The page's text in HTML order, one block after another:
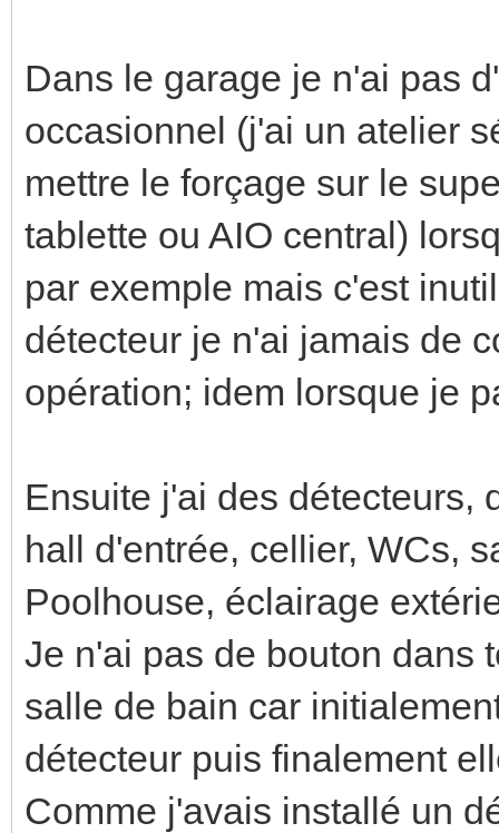
Dans le garage je n'ai pas
occasionnel (j'ai un atelier
mettre le forçage sur le
tablette ou AIO central)
par exemple mais c'est
détecteur je n'ai jamais de
opération; idem lorsque je
Ensuite j'ai des détecteurs,
hall d'entrée, cellier, WCs,
Poolhouse, éclairage
Je n'ai pas de bouton dans
salle de bain car
détecteur puis finalement
Comme j'avais installé un